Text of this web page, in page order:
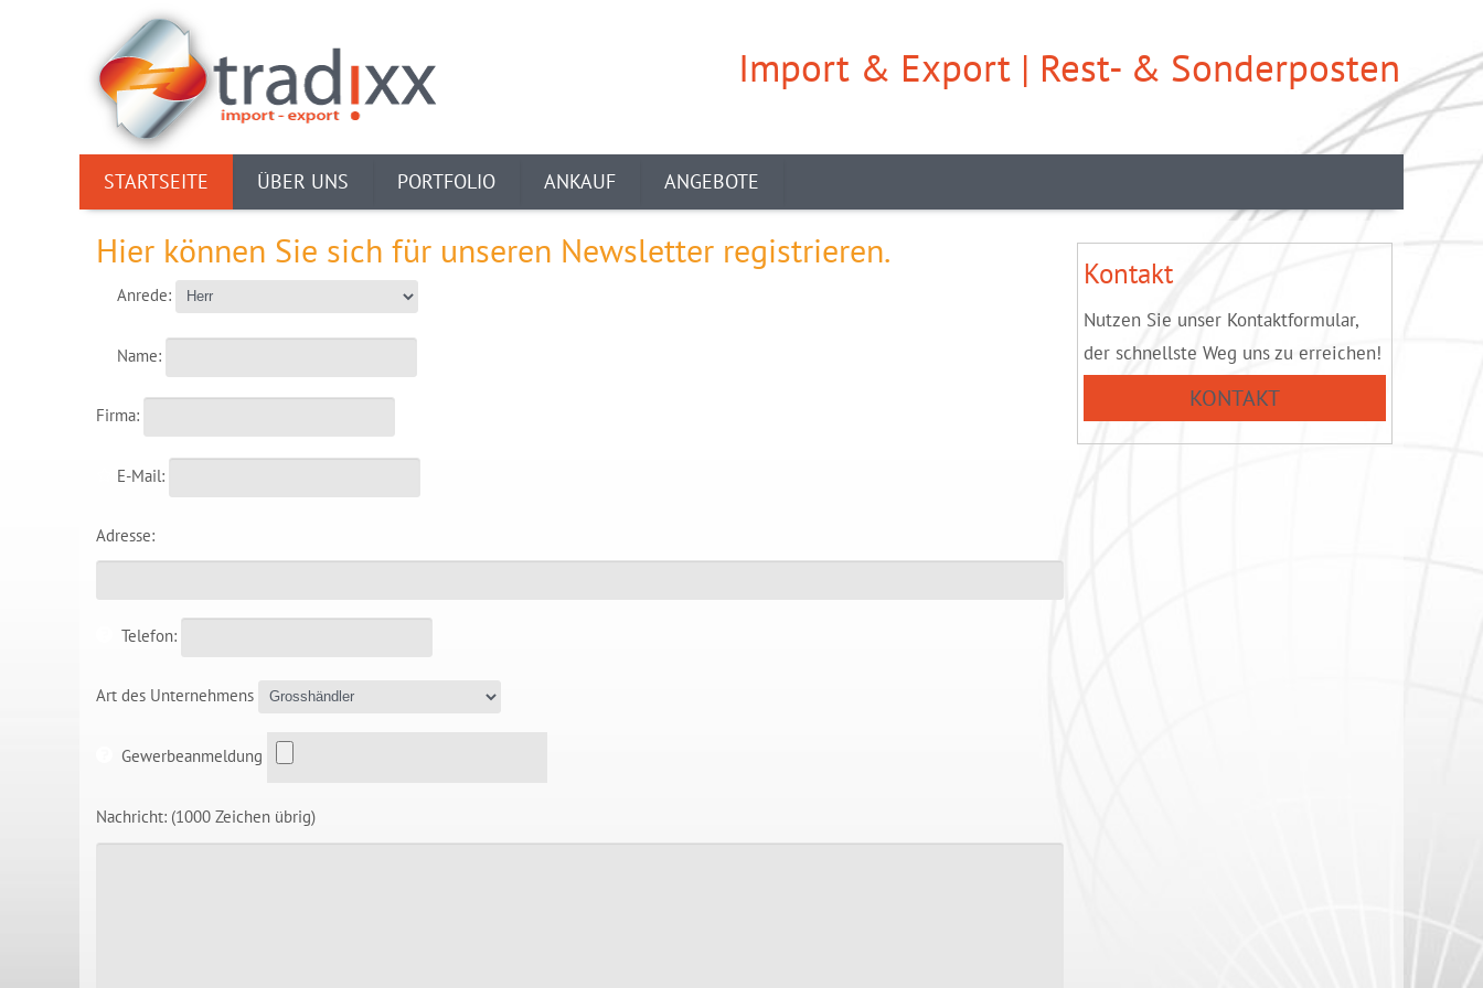
STARTSEITE ÜBER UNS PORTFOLIO ANKAUF ANGEBOTE
Import & Export | Rest- & Sonderposten
Kontakt
Nutzen Sie unser Kontaktformular,
der schnellste Weg uns zu erreichen!
KONTAKT
Hier können Sie sich für unseren Newsletter registrieren.
Anrede:
Name:
Firma:
E-Mail:
Adresse:
Telefon:
Art des Unternehmens
Gewerbeanmeldung
Nachricht: (1000 Zeichen übrig)